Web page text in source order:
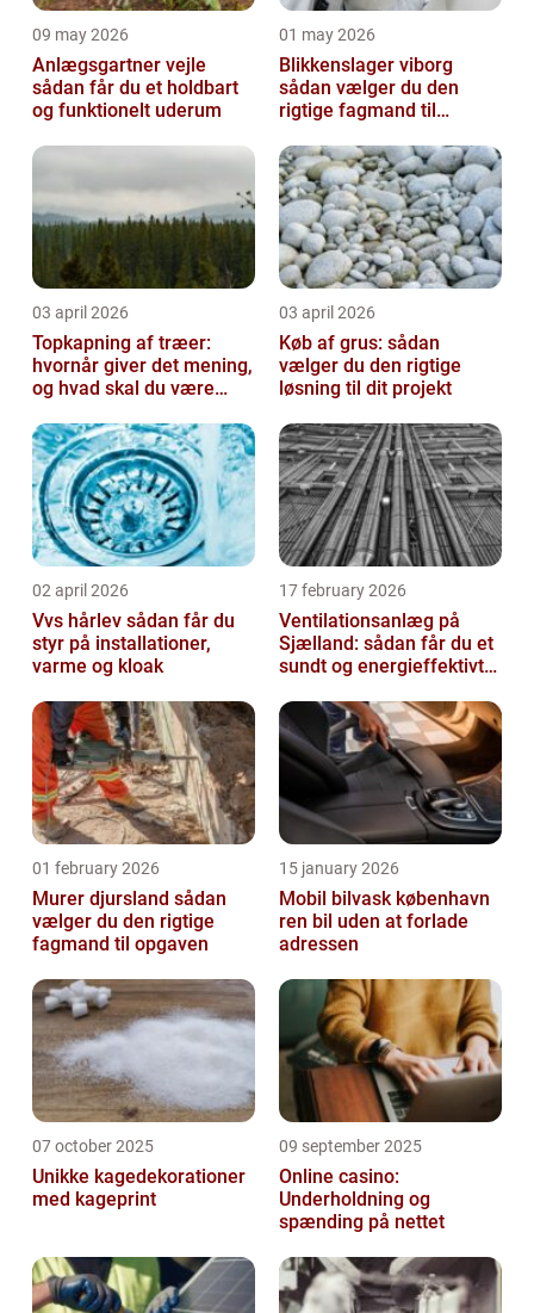
09 may 2026
Anlægsgartner vejle
sådan får du et holdbart
og funktionelt uderum
01 may 2026
Blikkenslager viborg
sådan vælger du den
rigtige fagmand til
03 april 2026
Topkapning af træer:
hvornår giver det mening,
og hvad skal du være
03 april 2026
Køb af grus: sådan
vælger du den rigtige
løsning til dit projekt
02 april 2026
Vvs hårlev sådan får du
styr på installationer,
varme og kloak
17 february 2026
Ventilationsanlæg på
Sjælland: sådan får du et
sundt og energieffektivt
01 february 2026
Murer djursland sådan
vælger du den rigtige
fagmand til opgaven
15 january 2026
Mobil bilvask københavn
ren bil uden at forlade
adressen
07 october 2025
Unikke kagedekorationer
med kageprint
09 september 2025
Online casino:
Underholdning og
spænding på nettet